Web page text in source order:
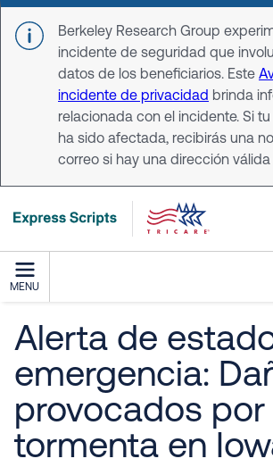
Skip to main content
Berkeley Research Group
incidente de seguridad que
datos de los beneficiarios. Este
incidente de privacidad brinda
relacionada con el incidente. Si
ha sido afectada, recibirás una
correo si hay una dirección
MENU
Alerta de
emergencia:
provocados por
tormenta en